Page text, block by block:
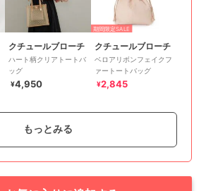
クチュールブローチ
ハート柄クリアトートバ
ッグ
¥4,950
期間限定SALE
クチュールブローチ
ベロアリボンフェイクフ
ァートートバッグ
¥2,845
もっとみる